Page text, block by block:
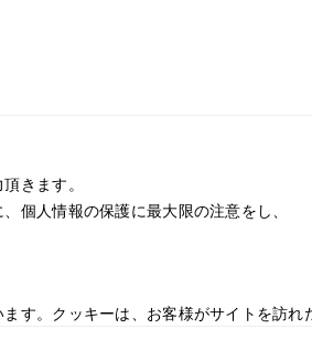
きます。
個人情報の保護に最大限の注意をし、
す。クッキーは、お客様がサイトを訪れ